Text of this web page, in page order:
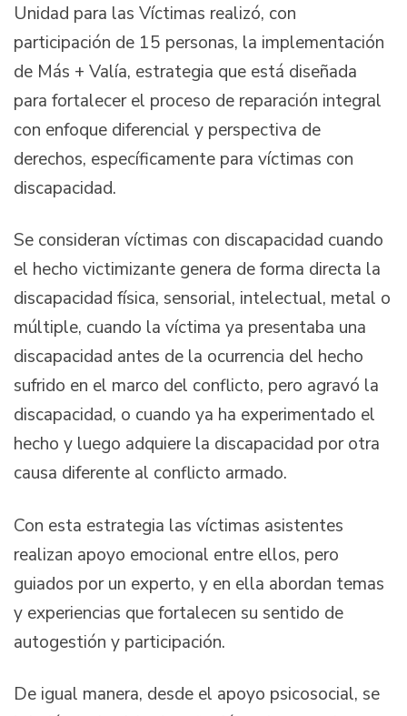
Unidad para las Víctimas realizó, con
participación de 15 personas, la implementación
de Más + Valía, estrategia que está diseñada
para fortalecer el proceso de reparación integral
con enfoque diferencial y perspectiva de
derechos, específicamente para víctimas con
discapacidad.
Se consideran víctimas con discapacidad cuando
el hecho victimizante genera de forma directa la
discapacidad física, sensorial, intelectual, metal o
múltiple, cuando la víctima ya presentaba una
discapacidad antes de la ocurrencia del hecho
sufrido en el marco del conflicto, pero agravó la
discapacidad, o cuando ya ha experimentado el
hecho y luego adquiere la discapacidad por otra
causa diferente al conflicto armado.
Con esta estrategia las víctimas asistentes
realizan apoyo emocional entre ellos, pero
guiados por un experto, y en ella abordan temas
y experiencias que fortalecen su sentido de
autogestión y participación.
De igual manera, desde el apoyo psicosocial, se